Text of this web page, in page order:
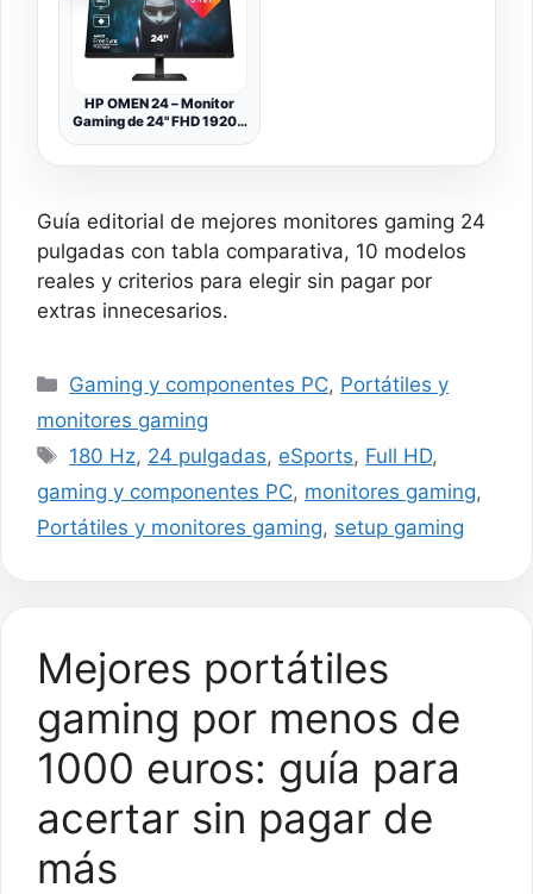
HP OMEN 24 – Monitor
Gaming de 24" FHD 1920 x
Compatible con Consolas
Negro, Plano, 165Hz
Guía editorial de mejores monitores gaming 24
pulgadas con tabla comparativa, 10 modelos
reales y criterios para elegir sin pagar por
extras innecesarios.
Categorías
Gaming y componentes PC, Portátiles y
monitores gaming
Etiquetas
180 Hz, 24 pulgadas, eSports, Full HD,
gaming y componentes PC, monitores gaming,
Portátiles y monitores gaming, setup gaming
Mejores portátiles
gaming por menos de
1000 euros: guía para
acertar sin pagar de
más